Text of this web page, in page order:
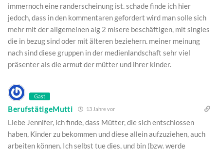
immernoch eine randerscheinung ist. schade finde ich hier
jedoch, dass in den kommentaren gefordert wird man solle sich
mehr mit der allgemeinen alg 2 misere beschäftigen, mit singles
die in bezug sind oder mit älteren beziehern. meiner meinung
nach sind diese gruppen in der medienlandschaft sehr viel
präsenter als die armut der mütter und ihrer kinder.
Gast
BerufstätigeMutti 13 Jahre vor
Liebe Jennifer, ich finde, dass Mütter, die sich entschlossen
haben, Kinder zu bekommen und diese allein aufzuziehen, auch
arbeiten können. Ich selbst tue dies, und bin (bzw. werde